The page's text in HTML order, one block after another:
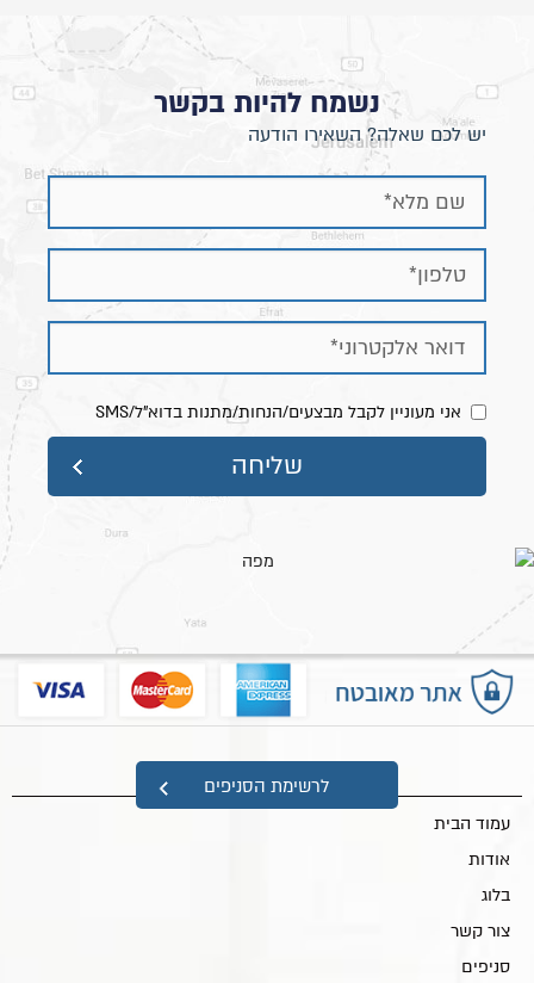
נשמח להיות בקשר
יש לכם שאלה? השאירו הודעה
אני מעוניין לקבל מבצעים/הנחות/מתנות בדוא"ל/SMS
לרשימת הסניפים
מפת אתר
עמוד הבית
אודות
בלוג
צור קשר
סניפים